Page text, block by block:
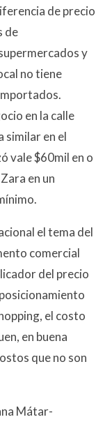
de precio
de
y
no tiene
en la calle
similar en el
vale $60mil en o
en un
el tema del
comercial
del precio
el costo
en buena
que no son
Mátar-